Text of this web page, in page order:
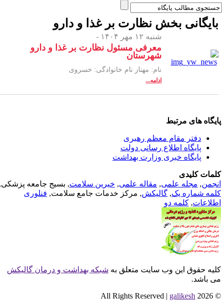
بخش نظارت بر غذا و دارو
شنبه ۱۲ مهر ۱۴۰۴ -
معرفی مسئول نظارت بر غذا و دارو
شهرستان
نام: مهناز نام خانوادگی: خسروی
ادامه...
های مرتبط
دفتر مقام معظم رهبری
پایگاه اطلاع رسانی دولت
پایگاه خبری وزارت بهداشت
کلیدی
,مجله علمی, مقاله علمی, خیرین سلامت, بسیج جامعه پزشکی,
شماره یک,گالیکش, مرکز خدمات جامع سلامت,فنلوری
,کلمه دو
حقوق این وب سایت متعلق بهشبکه بهداشت و درمان گالیکش
باشد.
©
galikesh